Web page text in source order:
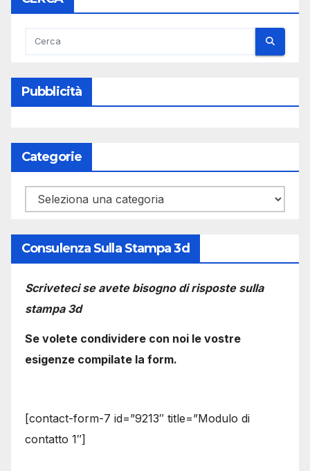
Pubblicità
Categorie
Categorie
Consulenza Sulla Stampa 3d
Scriveteci se avete bisogno di risposte sulla
stampa 3d
Se volete condividere con noi le vostre
esigenze compilate la form.
[contact-form-7 id=”9213″ title=”Modulo di
contatto 1″]